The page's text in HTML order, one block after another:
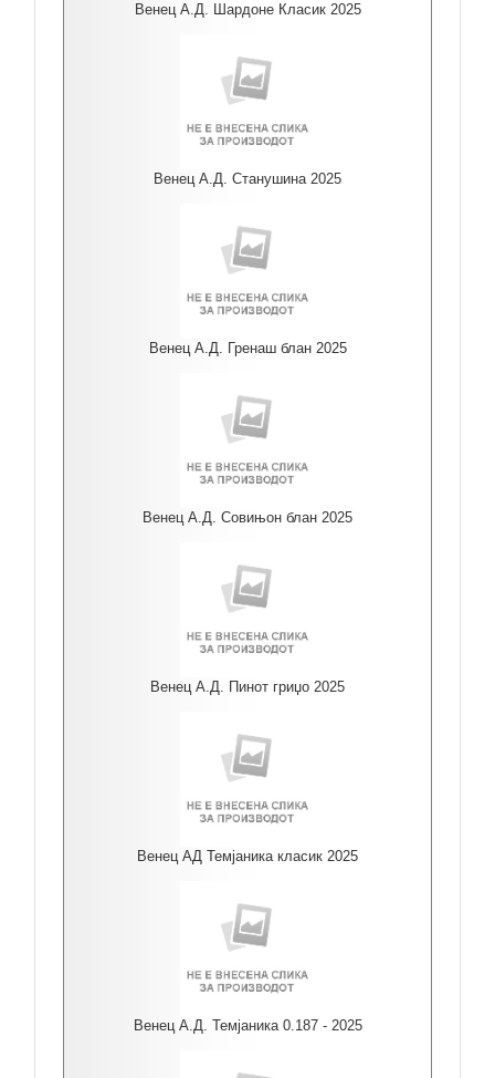
Венец А.Д. Шардоне Класик 2025
Венец А.Д. Станушина 2025
Венец А.Д. Гренаш блан 2025
Венец А.Д. Совињон блан 2025
Венец А.Д. Пинот гриџо 2025
Венец АД Темјаника класик 2025
Венец А.Д. Темјаника 0.187 - 2025